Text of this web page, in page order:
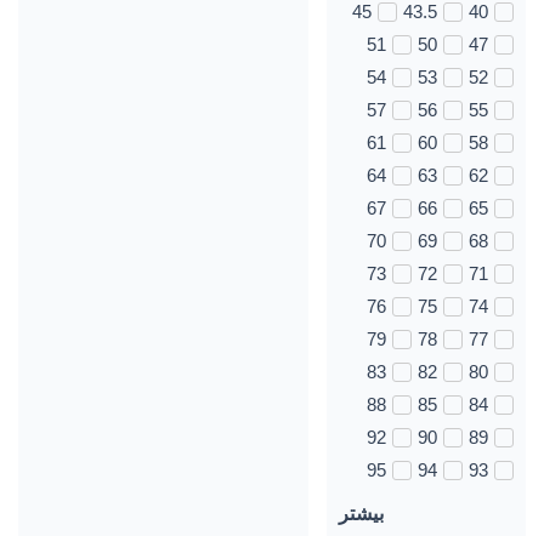
40
43.5
45
47
50
51
52
53
54
55
56
57
58
60
61
62
63
64
65
66
67
68
69
70
71
72
73
74
75
76
77
78
79
80
82
83
84
85
88
89
90
92
93
94
95
بیشتر